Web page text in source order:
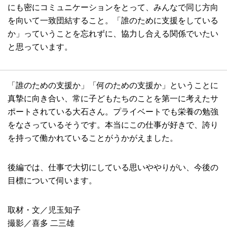
にも密にコミュニケーションをとって、みんなで同じ方向
を向いて一致団結すること。「誰のために支援をしている
か」っていうことを忘れずに、協力し合える関係でいたい
と思っています。
「誰のための支援か」「何のための支援か」ということに
真摯に向き合い、常に子どもたちのことを第一に考えたサ
ポートされている大石さん。プライベートでも栄養の勉強
をなさっているそうです。本当にこの仕事が好きで、誇り
を持って働かれていることがうかがえました。
後編では、仕事で大切にしている思いややりがい、今後の
目標について伺います。
取材・文／児玉知子
撮影／喜多 二三雄